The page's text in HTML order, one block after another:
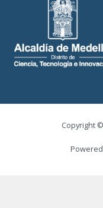
Copyright